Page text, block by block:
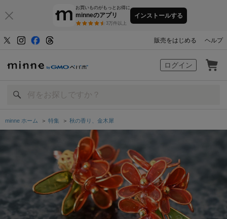
お買いものがもっとお得に
minneのアプリ
3万件以上
インストールする
販売をはじめる ヘルプ
ログイン
minne ホーム ＞ 特集 ＞ 秋の香り、金木犀